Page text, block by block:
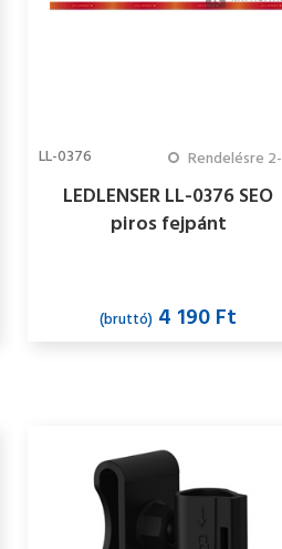
LL-0376 Rendelésre 2-3 hét
LEDLENSER LL-0376 SEO
piros fejpánt
(bruttó) 4 190 Ft